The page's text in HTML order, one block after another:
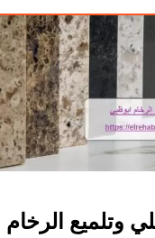
وتلميع الرخام